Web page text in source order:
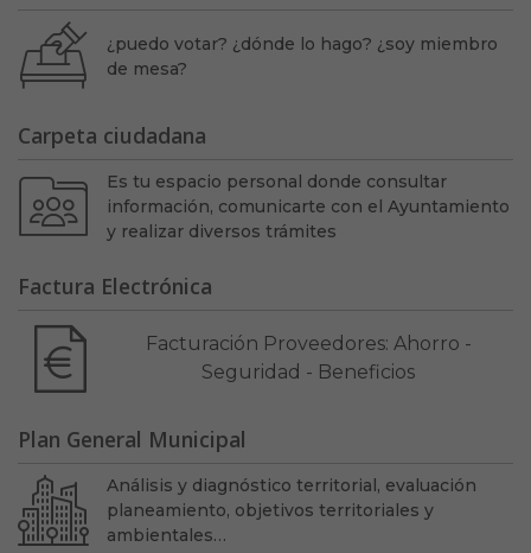
¿puedo votar? ¿dónde lo hago? ¿soy miembro
de mesa?
Carpeta ciudadana
Es tu espacio personal donde consultar
información, comunicarte con el Ayuntamiento
y realizar diversos trámites
Factura Electrónica
Facturación Proveedores: Ahorro -
Seguridad - Beneficios
Plan General Municipal
Análisis y diagnóstico territorial, evaluación
planeamiento, objetivos territoriales y
ambientales…